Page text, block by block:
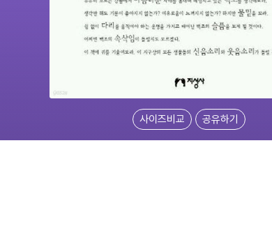
사이즈비교 공유하기